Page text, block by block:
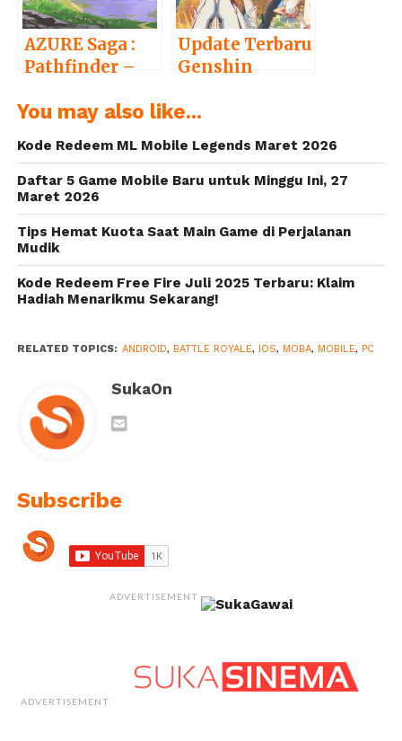
AZURE Saga :
Pathfinder –
Karya Anak
Rilis versi
Mobile
Update Terbaru
Genshin
Hadirkan
Region Baru
You may also like...
Kode Redeem ML Mobile Legends Maret 2026
Daftar 5 Game Mobile Baru untuk Minggu Ini, 27
Maret 2026
Tips Hemat Kuota Saat Main Game di Perjalanan
Mudik
Kode Redeem Free Fire Juli 2025 Terbaru: Klaim
Hadiah Menarikmu Sekarang!
RELATED TOPICS: ANDROID, BATTLE ROYALE, IOS, MOBA, MOBILE, PC
SukaOn
Subscribe
ADVERTISEMENT
ADVERTISEMENT